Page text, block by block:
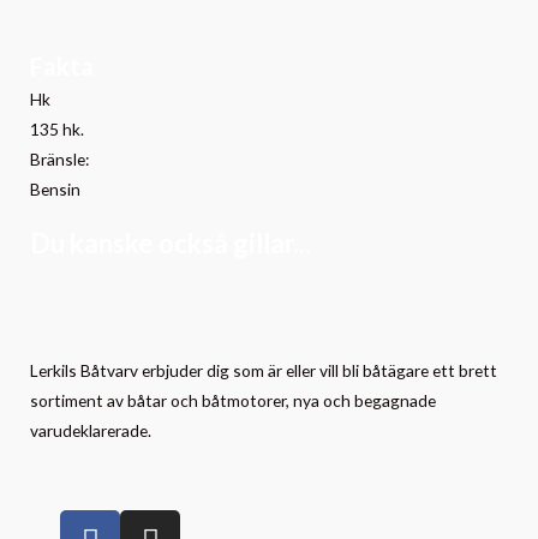
Hk
135 hk.
Bränsle:
Bensin
Lerkils Båtvarv erbjuder dig som är eller vill bli båtägare ett brett
sortiment av båtar och båtmotorer, nya och begagnade
varudeklarerade.